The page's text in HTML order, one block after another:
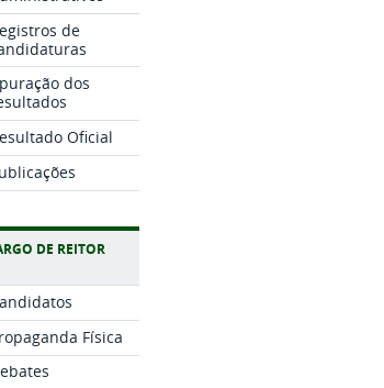
de
dos
Oficial
DE REITOR
Física